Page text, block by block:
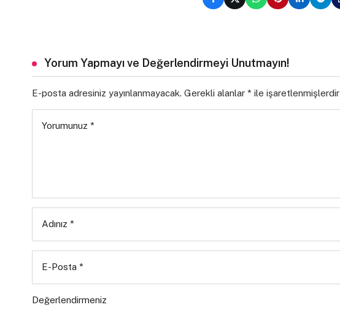
Yorum Yapmayı ve Değerlendirmeyi Unutmayın!
E-posta adresiniz yayınlanmayacak. Gerekli alanlar * ile işaretlenmişlerdir
Yorumunuz *
Adınız *
E-Posta *
Değerlendirmeniz